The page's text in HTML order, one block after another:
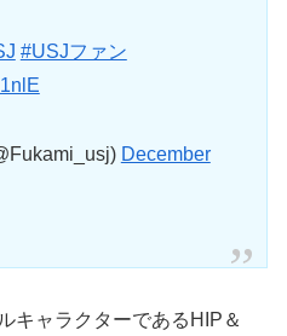
#USJファン
December
キャラクターであるHIP＆